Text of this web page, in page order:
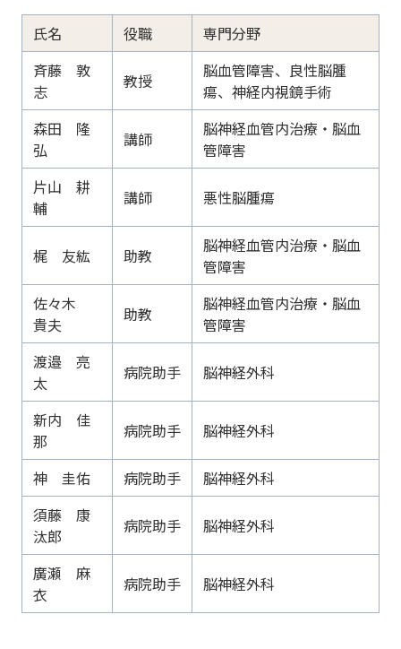
氏名 役職
専門分野
斉藤 敦
志
教授
脳血管障害、良性脳腫
瘍、神経内視鏡手術
森田 隆
弘
講師
脳神経血管内治療・脳血
管障害
片山 耕
輔
講師 悪性脳腫瘍
梶 友紘 助教
脳神経血管内治療・脳血
管障害
佐々木
貴夫
助教
脳神経血管内治療・脳血
管障害
渡邉 亮
太
病院助手 脳神経外科
新内 佳
那
病院助手 脳神経外科
神 圭佑 病院助手
脳神経外科
須藤 康
汰郎
病院助手 脳神経外科
廣瀬 麻
衣
病院助手 脳神経外科